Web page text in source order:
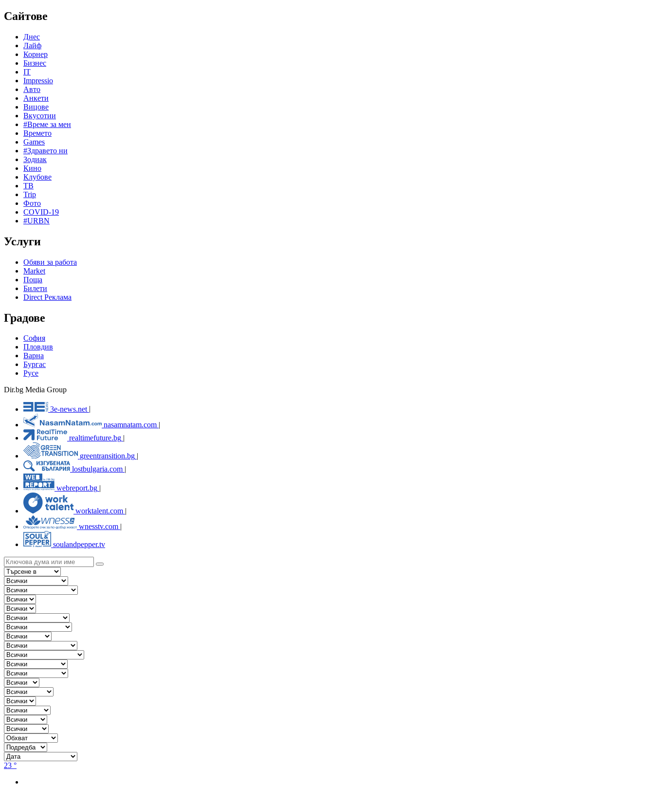
Сайтове
Днес
Лайф
Корнер
Бизнес
IT
Impressio
Авто
Анкети
Вицове
Вкусотии
#Време за мен
Времето
Games
#Здравето ни
Зодиак
Кино
Клубове
ТВ
Trip
Фото
COVID-19
#URBN
Услуги
Обяви за работа
Market
Поща
Билети
Direct Реклама
Градове
София
Пловдив
Варна
Бургас
Русе
Dir.bg Media Group
3e-news.net
nasamnatam.com |
realtimefuture.bg |
greentransition.bg |
lostbulgaria.com |
webreport.bg
worktalent.com |
wnesstv.com |
soulandpepper.tv
23 °